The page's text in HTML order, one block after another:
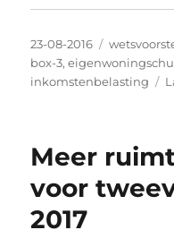
Geplaatst
op
23-08-2016
box-3,
inkomstenbelasting
Meer
voor
2017